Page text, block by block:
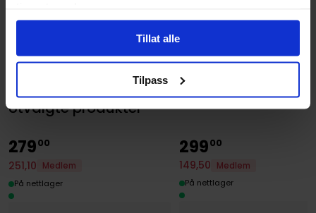
Tillat alle
Tilpass
Avansert Format
Hardcover
Engelsk
Leverandørstatus
Tilgjengelig
Utvalgte produkter
27900
251,10
Medlem
På nettlager
29900
149,50
Medlem
På nettlager